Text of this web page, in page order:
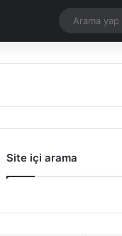
Site içi arama